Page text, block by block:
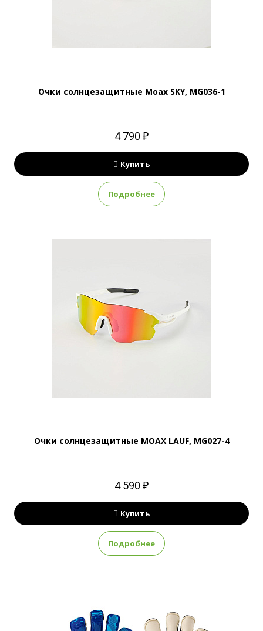
Очки солнцезащитные Moax SKY, MG036-1
4 790 ₽
Купить
Подробнее
Очки солнцезащитные MOAX LAUF, MG027-4
4 590 ₽
Купить
Подробнее